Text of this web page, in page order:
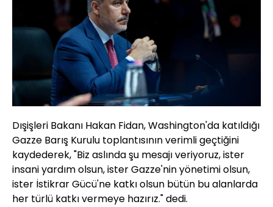
Dışişleri Bakanı Hakan Fidan, Washington'da katıldığı
Gazze Barış Kurulu toplantısının verimli geçtiğini
kaydederek, "Biz aslında şu mesajı veriyoruz, ister
insani yardım olsun, ister Gazze'nin yönetimi olsun,
ister İstikrar Gücü'ne katkı olsun bütün bu alanlarda
her türlü katkı vermeye hazırız." dedi.